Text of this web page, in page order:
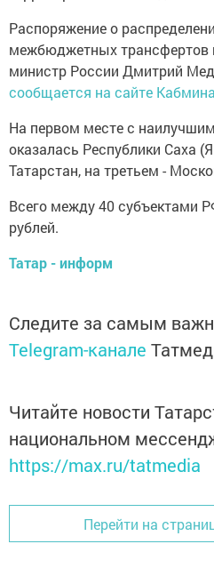
Распоряжение о
межбюджетных трансфертов
министр России Дмитрий
сообщается на сайте Кабмина
На первом месте с
оказалась Республики Саха
Татарстан, на третьем -
Всего между 40 субъектами
рублей.
Татар - информ
Следите за самым
Telegram-канале
Читайте новости
национальном
https://max.ru/tatmedia
Перейти на